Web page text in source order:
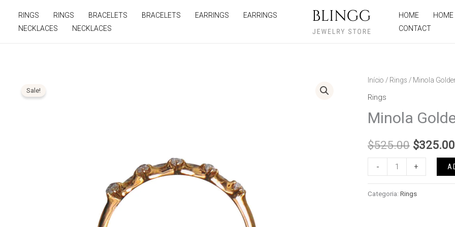
RINGS RINGS BRACELETS BRACELETS EARRINGS
EARRINGS
NECKLACES
NECKLACES
HOME HOME
CONTACT
Sale!
Início / Rings / Minola
Rings
Minola
$525.00
O
original
era:
$325.00
-
Minola
Golden
quantidade
+
Categoria: Rings